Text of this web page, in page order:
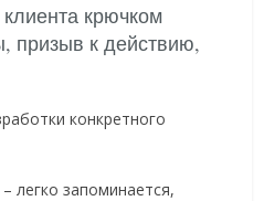
крючком
призыв к действию,
конкретного
легко запоминается,